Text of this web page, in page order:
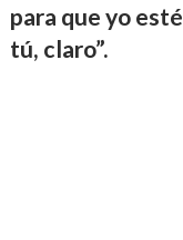
para que yo
tú, claro”.